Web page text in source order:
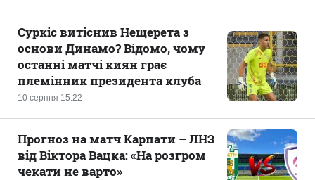
10 серпня 15:22
Суркіс витіснив Нещерета з
основи Динамо? Відомо, чому
останні матчі киян грає
племінник президента клуба
Прогноз на матч Карпати – ЛНЗ
від Віктора Вацка: «На розгром
чекати не варто»